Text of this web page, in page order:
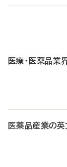
医療・医薬品業
医薬品産業の英